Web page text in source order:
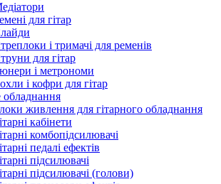
для гітар
і тримачі для ременів
для гітар
і метрономи
і кофри для гітар
обладнання
живлення для гітарного обладнання
кабінети
комбопідсилювачі
педалі ефектів
підсилювачі
підсилювачі (голови)